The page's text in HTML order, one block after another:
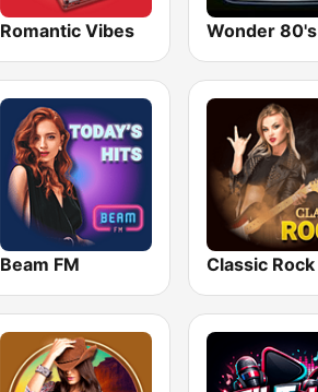
Romantic Vibes Wonder 80's
Beam FM